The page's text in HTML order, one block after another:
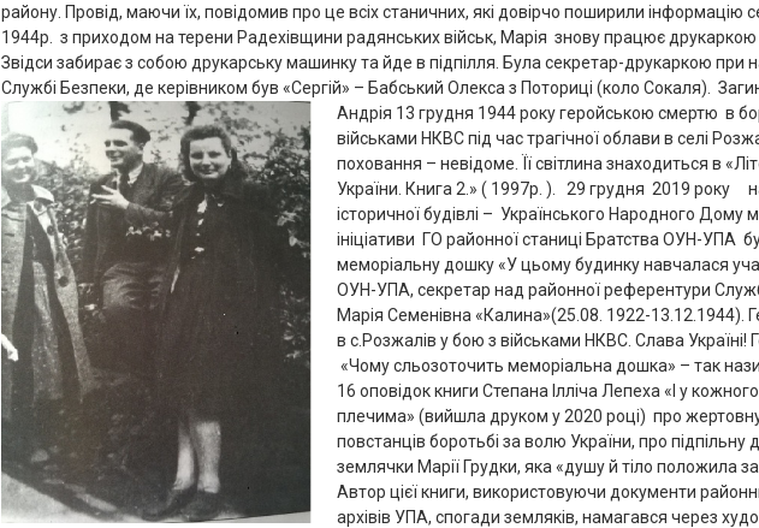
району. Провід, маючи їх, повідомив про це всіх станичних, які довірчо поширили інформацію
1944р. з приходом на терени Радехівщини радянських військ, Марія знову працює друкаркою в
Звідси забирає з собою друкарську машинку та йде в підпілля. Була секретар-друкаркою при
Службі Безпеки, де керівником був «Сергій» – Бабський Олекса з Поториці (коло Сокаля).
Андрія 13 грудня 1944 року геройською смертю в
військами НКВС під час трагічної облави в селі
поховання – невідоме. Її світлина знаходиться в
України. Книга 2.» ( 1997р. ). 29 грудня 2019 року
історичної будівлі – Українського Народного Дому
ініціативи ГО районної станиці Братства ОУН-УПА
меморіальну дошку «У цьому будинку навчалася
ОУН-УПА, секретар над районної референтури
Марія Семенівна «Калина»(25.08. 1922-13.12.1944).
в с.Розжалів у бою з військами НКВС. Слава Україні!
«Чому сльозоточить меморіальна дошка» – так
16 оповідок книги Степана Ілліча Лепеха «І у
плечима» (вийшла друком у 2020 році) про жертовну
повстанців боротьбі за волю України, про підпільну
землячки Марії Грудки, яка «душу й тіло положила
Автор цієї книги, використовуючи документи
архівів УПА, спогади земляків, намагався через